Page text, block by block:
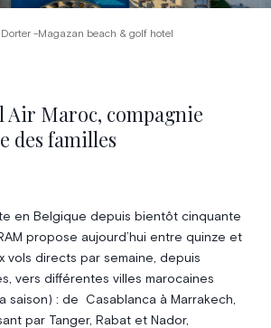
-Magazan beach & golf hotel
Air Maroc, compagnie
des familles
en Belgique depuis bientôt cinquante
propose aujourd’hui entre quinze et
vols directs par semaine, depuis
vers différentes villes marocaines
saison) : de Casablanca à Marrakech,
par Tanger, Rabat et Nador,